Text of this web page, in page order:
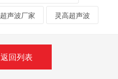
超声波厂家 灵高超声波
返回列表